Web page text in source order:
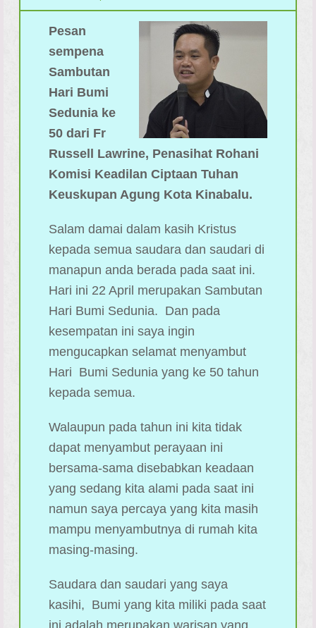
Pesan
sempena
Sambutan
Hari Bumi
Sedunia ke
50 dari Fr
Russell Lawrine, Penasihat Rohani
Komisi Keadilan Ciptaan Tuhan
Keuskupan Agung Kota Kinabalu.
Salam damai dalam kasih Kristus
kepada semua saudara dan saudari di
manapun anda berada pada saat ini.
Hari ini 22 April merupakan Sambutan
Hari Bumi Sedunia. Dan pada
kesempatan ini saya ingin
mengucapkan selamat menyambut
Hari Bumi Sedunia yang ke 50 tahun
kepada semua.
Walaupun pada tahun ini kita tidak
dapat menyambut perayaan ini
bersama-sama disebabkan keadaan
yang sedang kita alami pada saat ini
namun saya percaya yang kita masih
mampu menyambutnya di rumah kita
masing-masing.
Saudara dan saudari yang saya
kasihi, Bumi yang kita miliki pada saat